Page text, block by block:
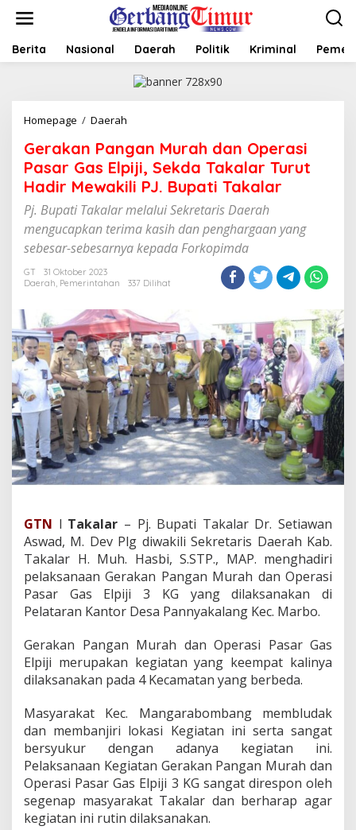
t
Berita Nasional Daerah Politik Kriminal
Homepage / Daerah
r
a
k
a
n
a
n
a
M
u
r
a
h
d
a
O
p
e
r
a
a
s
r
G
a
s
l
i
S
e
k
d
a
T
a
Gerakan Pangan Murah dan Operasi
Pasar Gas Elpiji, Sekda Takalar Turut
Hadir Mewakili PJ. Bupati Takalar
Pj. Bupati Takalar melalui Sekretaris Daerah
mengucapkan terima kasih dan penghargaan yang
sebesar-sebesarnya kepada Forkopimda
GT
31 Oktober 2023
Daerah, Pemerintahan 337 Dilihat
GTN l Takalar – Pj. Bupati Takalar Dr. Setiawan
Aswad, M. Dev Plg diwakili Sekretaris Daerah Kab.
Takalar H. Muh. Hasbi, S.STP., MAP. menghadiri
pelaksanaan Gerakan Pangan Murah dan Operasi
Pasar Gas Elpiji 3 KG yang dilaksanakan di
Pelataran Kantor Desa Pannyakalang Kec. Marbo.
Gerakan Pangan Murah dan Operasi Pasar Gas
Elpiji merupakan kegiatan yang keempat kalinya
dilaksanakan pada 4 Kecamatan yang berbeda.
Masyarakat Kec. Mangarabombang membludak
dan membanjiri lokasi Kegiatan ini serta sangat
bersyukur dengan adanya kegiatan ini.
Pelaksanaan Kegiatan Gerakan Pangan Murah dan
Operasi Pasar Gas Elpiji 3 KG sangat direspon oleh
segenap masyarakat Takalar dan berharap agar
kegiatan ini rutin dilaksanakan.